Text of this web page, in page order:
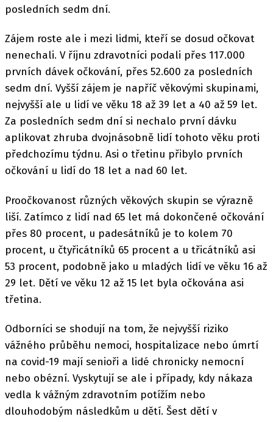
posledních sedm dní.
Zájem roste ale i mezi lidmi, kteří se dosud očkovat
nenechali. V říjnu zdravotníci podali přes 117.000
prvních dávek očkování, přes 52.600 za posledních
sedm dní. Vyšší zájem je napříč věkovými skupinami,
nejvyšší ale u lidí ve věku 18 až 39 let a 40 až 59 let.
Za posledních sedm dní si nechalo první dávku
aplikovat zhruba dvojnásobně lidí tohoto věku proti
předchozímu týdnu. Asi o třetinu přibylo prvních
očkování u lidí do 18 let a nad 60 let.
Proočkovanost různých věkových skupin se výrazně
liší. Zatímco z lidí nad 65 let má dokončené očkování
přes 80 procent, u padesátníků je to kolem 70
procent, u čtyřicátníků 65 procent a u třicátníků asi
53 procent, podobně jako u mladých lidí ve věku 16 až
29 let. Dětí ve věku 12 až 15 let byla očkována asi
třetina.
Odborníci se shodují na tom, že nejvyšší riziko
vážného průběhu nemoci, hospitalizace nebo úmrtí
na covid-19 mají senioři a lidé chronicky nemocní
nebo obézní. Vyskytují se ale i případy, kdy nákaza
vedla k vážným zdravotním potížím nebo
dlouhodobým následkům u dětí. Šest dětí v